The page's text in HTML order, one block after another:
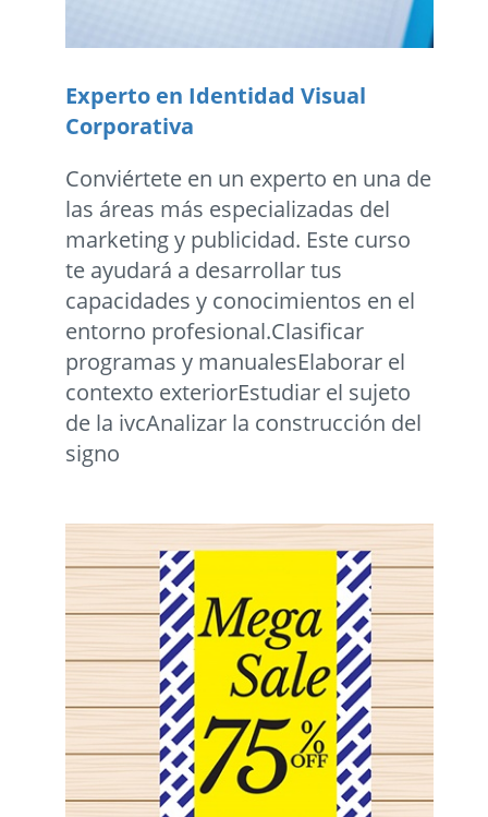
Experto en Identidad Visual
Corporativa
Conviértete en un experto en una de
las áreas más especializadas del
marketing y publicidad. Este curso
te ayudará a desarrollar tus
capacidades y conocimientos en el
entorno profesional.Clasificar
programas y manualesElaborar el
contexto exteriorEstudiar el sujeto
de la ivcAnalizar la construcción del
signo